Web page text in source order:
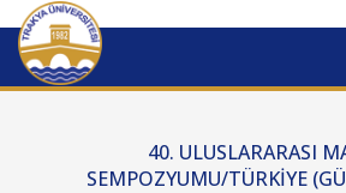
40. ULUSLARARASI
SEMPOZYUMU/TÜRKİYE